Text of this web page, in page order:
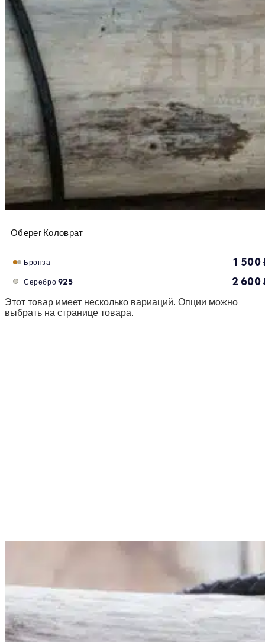
Оберег Коловрат
Бронза 1 500
Серебро 925 2 600
Этот товар имеет несколько вариаций. Опции можно
выбрать на странице товара.